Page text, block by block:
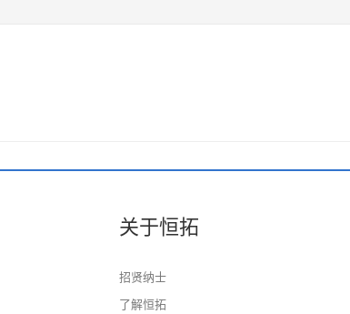
关于恒拓
招贤纳士
了解恒拓